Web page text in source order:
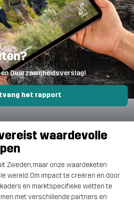
Duurzaamheidsverslag!
het rapport
waardevolle
Zweden, maar onze waardeketen
wereld. Om impact te creëren en door
en marktspecifieke wetten te
met verschillende partners en